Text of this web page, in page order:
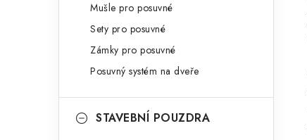
Mušle pro posuvné
Sety pro posuvné
Zámky pro posuvné
Posuvný systém na dveře
STAVEBNÍ POUZDRA